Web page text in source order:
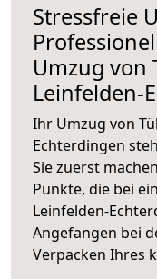
Stressfreie
Umzug von
Leinfelden-
Ihr Umzug von
Echterdingen
Sie zuerst
Punkte, die bei
Leinfelden-
Angefangen bei
Verpacken Ihres